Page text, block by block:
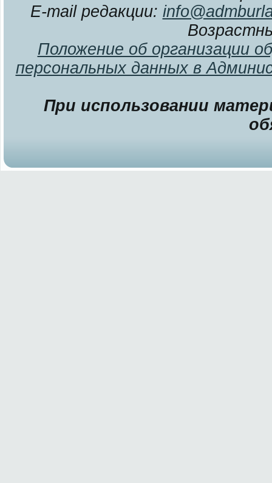
E-mail редакции:
Положение об организации
персональных данных в
При использовании